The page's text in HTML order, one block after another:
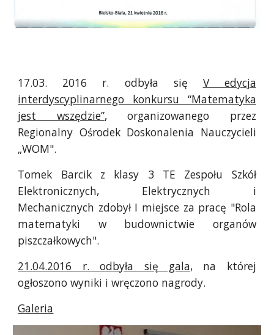
17.03. 2016 r. odbyła się V edycja
interdyscyplinarnego konkursu “Matematyka
jest wszędzie”, organizowanego przez
Regionalny Ośrodek Doskonalenia Nauczycieli
„WOM".
Tomek Barcik z klasy 3 TE Zespołu Szkół
Elektronicznych, Elektrycznych i
Mechanicznych zdobył I miejsce za pracę "Rola
matematyki w budownictwie organów
piszczałkowych".
21.04.2016 r. odbyła się gala, na której
ogłoszono wyniki i wręczono nagrody.
Galeria